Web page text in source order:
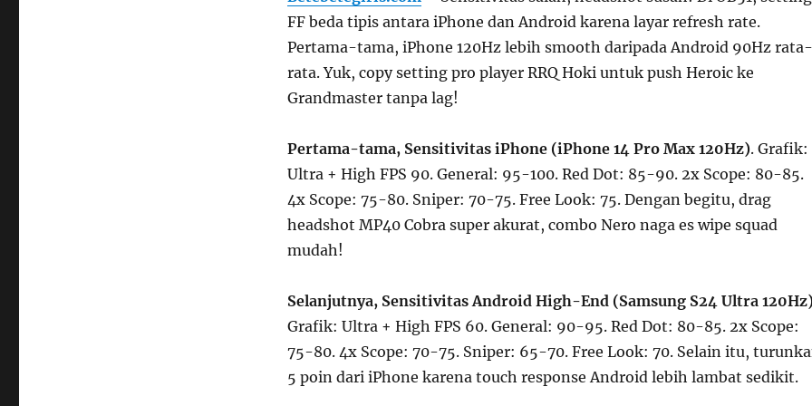
FF beda tipis antara iPhone dan Android karena layar refresh rate.
Pertama-tama, iPhone 120Hz lebih smooth daripada Android 90Hz rata-
rata. Yuk, copy setting pro player RRQ Hoki untuk push Heroic ke
Grandmaster tanpa lag!
Pertama-tama, Sensitivitas iPhone (iPhone 14 Pro Max 120Hz). Grafik:
Ultra + High FPS 90. General: 95-100. Red Dot: 85-90. 2x Scope: 80-85.
4x Scope: 75-80. Sniper: 70-75. Free Look: 75. Dengan begitu, drag
headshot MP40 Cobra super akurat, combo Nero naga es wipe squad
mudah!
Selanjutnya, Sensitivitas Android High-End (Samsung S24 Ultra
Grafik: Ultra + High FPS 60. General: 90-95. Red Dot: 80-85. 2x Scope:
75-80. 4x Scope: 70-75. Sniper: 65-70. Free Look: 70. Selain itu,
5 poin dari iPhone karena touch response Android lebih lambat sedikit.